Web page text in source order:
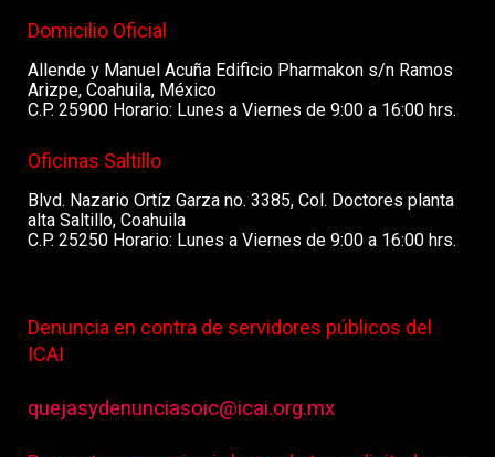
Domicilio Oficial
Allende y Manuel Acuña Edificio Pharmakon s/n Ramos
Arizpe, Coahuila, México
C.P. 25900 Horario: Lunes a Viernes de 9:00 a 16:00 hrs.
Oficinas Saltillo
Blvd. Nazario Ortíz Garza no. 3385, Col. Doctores planta
alta Saltillo, Coahuila
C.P. 25250 Horario: Lunes a Viernes de 9:00 a 16:00 hrs.
Denuncia en contra de servidores públicos del
ICAI
quejasydenunciasoic@icai.org.mx